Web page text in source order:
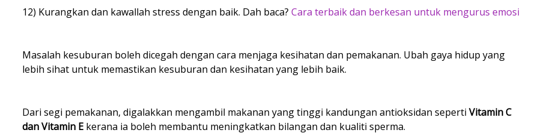
12) Kurangkan dan kawallah stress dengan baik. Dah baca? Cara terbaik dan berkesan untuk mengurus emosi
Masalah kesuburan boleh dicegah dengan cara menjaga kesihatan dan pemakanan. Ubah gaya hidup yang
lebih sihat untuk memastikan kesuburan dan kesihatan yang lebih baik.
Dari segi pemakanan, digalakkan mengambil makanan yang tinggi kandungan antioksidan seperti Vitamin C
dan Vitamin E kerana ia boleh membantu meningkatkan bilangan dan kualiti sperma.